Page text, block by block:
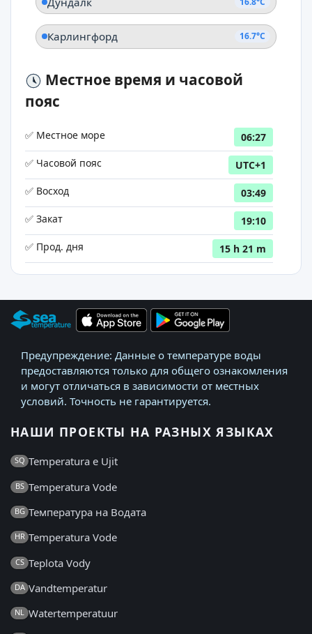
Карлингфорд 16.7°C
Местное время и часовой
пояс
✅ Местное море
06:27
✅ Часовой пояс
UTC+1
✅ Восход
03:49
✅ Закат
19:10
✅ Прод. дня
15 h 21 m
Предупреждение: Данные о температуре воды
предоставляются только для общего ознакомления
и могут отличаться в зависимости от местных
условий. Точность не гарантируется.
НАШИ ПРОЕКТЫ НА РАЗНЫХ ЯЗЫКАХ
SQ Temperatura e Ujit
BS Temperatura Vode
BG Температура на Водата
HR Temperatura Vode
CS Teplota Vody
DA Vandtemperatur
NL Watertemperatuur